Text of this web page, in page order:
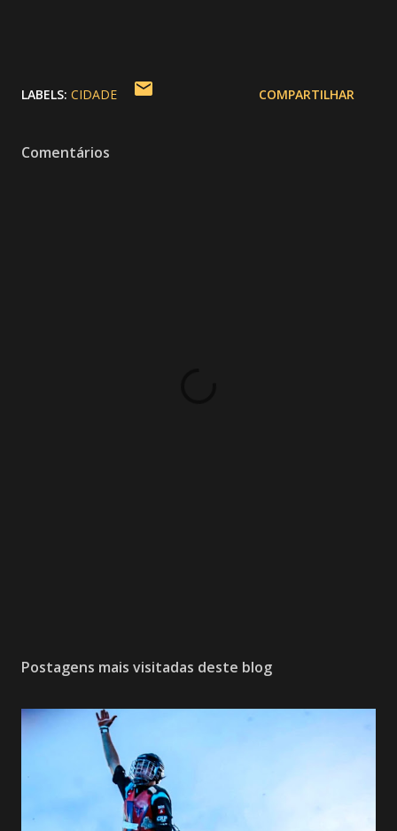
LABELS: CIDADE COMPARTILHAR
Comentários
Postagens mais visitadas deste blog